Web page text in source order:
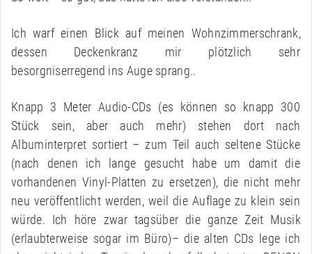
Ich warf einen Blick auf meinen Wohnzimmerschrank,
dessen Deckenkranz mir plötzlich sehr
besorgniserregend ins Auge sprang..
Knapp 3 Meter Audio-CDs (es können so knapp 300
Stück sein, aber auch mehr) stehen dort nach
Albuminterpret sortiert – zum Teil auch seltene Stücke
(nach denen ich lange gesucht habe um damit die
vorhandenen Vinyl-Platten zu ersetzen), die nicht mehr
neu veröffentlicht werden, weil die Auflage zu klein sein
würde. Ich höre zwar tagsüber die ganze Zeit Musik
(erlaubterweise sogar im Büro)– die alten CDs lege ich